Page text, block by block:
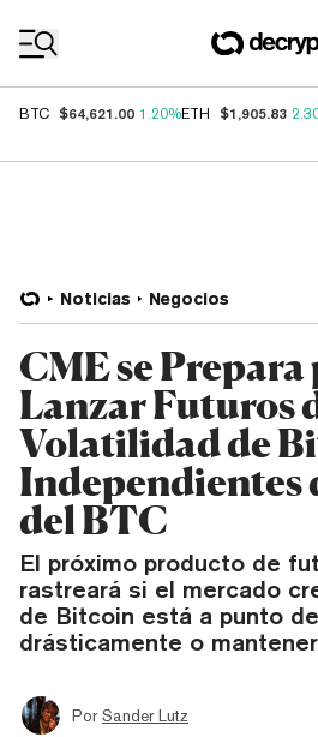
BTC $64,621.00 1.20%ETH $1,905.83
Noticias Negocios
CME se Prepara
Lanzar Futuros
Volatilidad de
Independientes
del BTC
El próximo producto de
rastreará si el mercado
de Bitcoin está a punto
drásticamente o
Por Sander Lutz